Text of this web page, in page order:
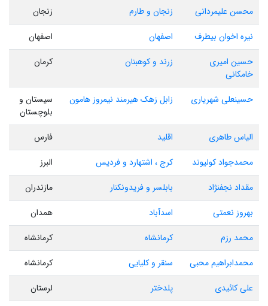
محسن علیمردانی
زنجان و طارم
زنجان
نیره اخوان بیطرف
اصفهان
اصفهان
حسین امیری
خامکانی
زرند و کوهبنان کرمان
حسینعلی شهریاری زابل زهک هیرمند نیمروز هامون
سیستان و
بلوچستان
الیاس طاهری
اقلید
فارس
محمدجواد کولیوند
کرج ، اشتهارد و فردیس
البرز
مقداد نجفنژاد
بابلسر و فریدونکنار
مازندران
بهروز نعمتی
اسدآباد
همدان
محمد رزم
کرمانشاه
کرمانشاه
محمدابراهیم محبی
سنقر و کلیایی
کرمانشاه
علی کائیدی
پلدختر
لرستان